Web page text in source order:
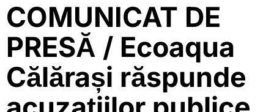
COMUNICAT DE
PRESĂ / Ecoaqua
Călărași răspunde